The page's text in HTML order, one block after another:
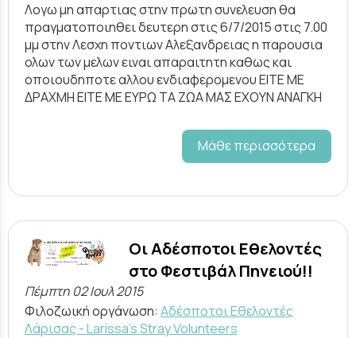
Λογω μη απαρτιας στην πρωτη συνελευση θα
πραγματοποιηθει δευτερη στις 6/7/2015 στις 7.00
μμ στην Λεσχη ποντιων Αλεξανδρειας η παρουσια
ολων των μελων ειναι απαραιτητη καθως και
οποιουδηποτε αλλου ενδιαφερομενου ΕΙΤΕ ΜΕ
ΔΡΑΧΜΗ ΕΙΤΕ ΜΕ ΕΥΡΩ ΤΑ ΖΩΑ ΜΑΣ ΕΧΟΥΝ ΑΝΑΓΚΗ
Μάθε περισσότερα
Οι Αδέσποτοι Εθελοντές
στο Φεστιβάλ Πηνειού!!
Πέμπτη 02 Ιουλ 2015
Φιλοζωική οργάνωση: Αδέσποτοι Εθελοντές
Λάρισας - Larissa's Stray Volunteers